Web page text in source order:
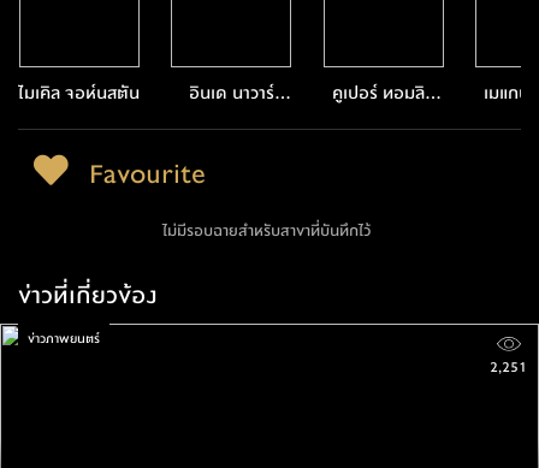
ไมเคิล จอห์นสตัน
อินเด นาวาร์
เร็ตต์
คูเปอร์ ทอมลิน
สัน
เมแกน
Favourite
ไม่มีรอบฉายสำหรับสาขาที่บันทึกไว้
ข่าวที่เกี่ยวข้อง
ข่าวภาพยนตร์
2,251